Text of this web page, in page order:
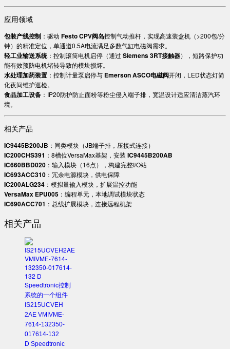
应用领域
​包装产线控制​ ​：驱动 ​ ​Festo CPV阀岛​​控制气动推杆，实现高速装盒机（>200包/分
钟）的精准定位，单通道0.5A电流满足多数气缸电磁阀需求。
​轻工业输送系统​​：控制滚筒电机启停（通过 ​ ​Siemens 3RT接触器​​），短路保护功
能有效预防电机堵转导致的模块损坏。
​水处理加药装置​ ​：控制计量泵启停与 ​ ​Emerson ASCO电磁阀​​开闭，LED状态灯简
化夜间维护巡检。
​食品加工设备​ ​：IP20防护防止面粉等粉尘侵入端子排，宽温设计适应清洁蒸汽环
境。
相关产品
​IC9445B200JB​ ​：同类模块（JB端子排，压接式连接）
​IC200CHS391​ ​：8槽位VersaMax基架，安装 ​ ​IC9445B200AB​
​IC660BBD020​ ​：输入模块（16点），构建完整I/O站
​IC693ACC310​ ​：冗余电源模块，供电保障
​IC200ALG234​ ​：模拟量输入模块，扩展温控功能
​VersaMax EPU005​ ​：编程单元，本地调试模块状态
​IC690ACC701​ ​：总线扩展模块，连接远程机架
相关产品
IS215UCVEH
2AE VMIVME-
7614-132350-
017614-132
D Speedtronic